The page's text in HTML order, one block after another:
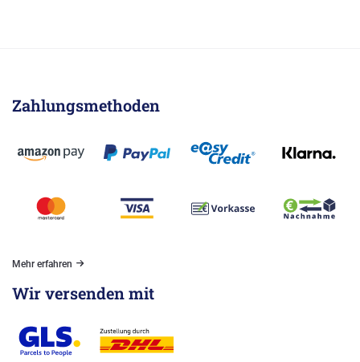
Zahlungsmethoden
Mehr erfahren
Wir versenden mit